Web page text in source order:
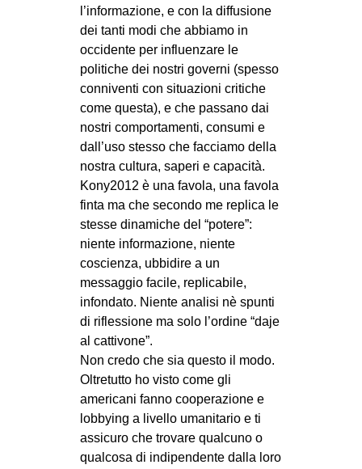
l’informazione, e con la diffusione
dei tanti modi che abbiamo in
occidente per influenzare le
politiche dei nostri governi (spesso
conniventi con situazioni critiche
come questa), e che passano dai
nostri comportamenti, consumi e
dall’uso stesso che facciamo della
nostra cultura, saperi e capacità.
Kony2012 è una favola, una favola
finta ma che secondo me replica le
stesse dinamiche del “potere”:
niente informazione, niente
coscienza, ubbidire a un
messaggio facile, replicabile,
infondato. Niente analisi nè spunti
di riflessione ma solo l’ordine “daje
al cattivone”.
Non credo che sia questo il modo.
Oltretutto ho visto come gli
americani fanno cooperazione e
lobbying a livello umanitario e ti
assicuro che trovare qualcuno o
qualcosa di indipendente dalla loro